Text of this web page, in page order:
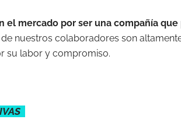
el mercado por ser una compañía
nuestros colaboradores son
su labor y compromiso.